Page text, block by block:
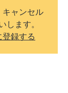
キャンセル
します。
録する